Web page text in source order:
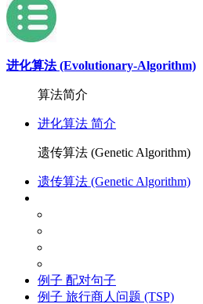
进化算法 (Evolutionary-Algorithm)
算法简介
进化算法 简介
遗传算法 (Genetic Algorithm)
遗传算法 (Genetic Algorithm)
例子 配对句子
例子 旅行商人问题 (TSP)